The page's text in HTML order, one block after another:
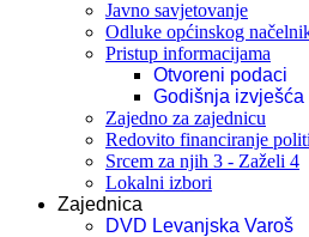
Javno savjetovanje
Odluke općinskog
Pristup informacijama
Otvoreni podaci
Godišnja izvješća
Zajedno za zajednicu
Redovito financiranje
Srcem za njih 3 - Zaželi 4
Lokalni izbori
Zajednica
DVD Levanjska Varoš